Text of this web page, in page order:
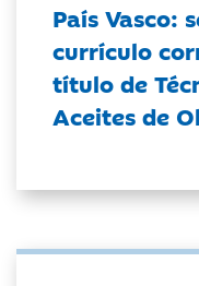
País Vasco:
currículo
título de
Aceites de